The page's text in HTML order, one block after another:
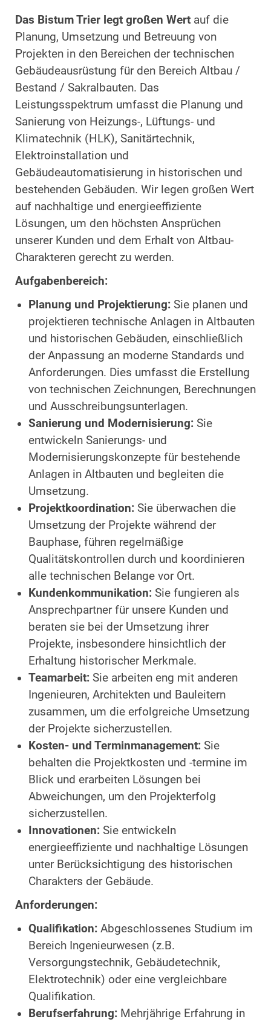
Das Bistum Trier legt großen Wert auf die
Planung, Umsetzung und Betreuung von
Projekten in den Bereichen der technischen
Gebäudeausrüstung für den Bereich Altbau /
Bestand / Sakralbauten. Das
Leistungsspektrum umfasst die Planung und
Sanierung von Heizungs-, Lüftungs- und
Klimatechnik (HLK), Sanitärtechnik,
Elektroinstallation und
Gebäudeautomatisierung in historischen und
bestehenden Gebäuden. Wir legen großen Wert
auf nachhaltige und energieeffiziente
Lösungen, um den höchsten Ansprüchen
unserer Kunden und dem Erhalt von Altbau-
Charakteren gerecht zu werden.
Aufgabenbereich:
Planung und Projektierung: Sie planen und
projektieren technische Anlagen in Altbauten
und historischen Gebäuden, einschließlich
der Anpassung an moderne Standards und
Anforderungen. Dies umfasst die Erstellung
von technischen Zeichnungen, Berechnungen
und Ausschreibungsunterlagen.
Sanierung und Modernisierung: Sie
entwickeln Sanierungs- und
Modernisierungskonzepte für bestehende
Anlagen in Altbauten und begleiten die
Umsetzung.
Projektkoordination: Sie überwachen die
Umsetzung der Projekte während der
Bauphase, führen regelmäßige
Qualitätskontrollen durch und koordinieren
alle technischen Belange vor Ort.
Kundenkommunikation: Sie fungieren als
Ansprechpartner für unsere Kunden und
beraten sie bei der Umsetzung ihrer
Projekte, insbesondere hinsichtlich der
Erhaltung historischer Merkmale.
Teamarbeit: Sie arbeiten eng mit anderen
Ingenieuren, Architekten und Bauleitern
zusammen, um die erfolgreiche Umsetzung
der Projekte sicherzustellen.
Kosten- und Terminmanagement: Sie
behalten die Projektkosten und -termine im
Blick und erarbeiten Lösungen bei
Abweichungen, um den Projekterfolg
sicherzustellen.
Innovationen: Sie entwickeln
energieeffiziente und nachhaltige Lösungen
unter Berücksichtigung des historischen
Charakters der Gebäude.
Anforderungen:
Qualifikation: Abgeschlossenes Studium im
Bereich Ingenieurwesen (z.B.
Versorgungstechnik, Gebäudetechnik,
Elektrotechnik) oder eine vergleichbare
Qualifikation.
Berufserfahrung: Mehrjährige Erfahrung in